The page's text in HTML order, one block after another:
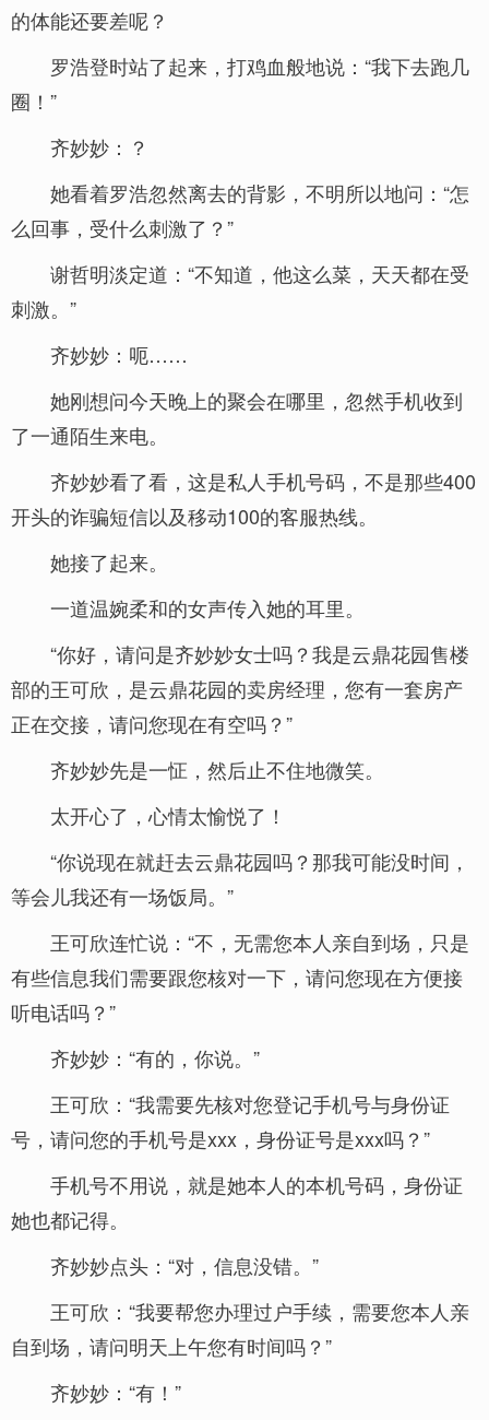
的体能还要差呢？
罗浩登时站了起来，打鸡血般地说：“我下去跑几
圈！”
齐妙妙：？
她看着罗浩忽然离去的背影，不明所以地问：“怎
么回事，受什么刺激了？”
谢哲明淡定道：“不知道，他这么菜，天天都在受
刺激。”
齐妙妙：呃……
她刚想问今天晚上的聚会在哪里，忽然手机收到
了一通陌生来电。
齐妙妙看了看，这是私人手机号码，不是那些400
开头的诈骗短信以及移动100的客服热线。
她接了起来。
一道温婉柔和的女声传入她的耳里。
“你好，请问是齐妙妙女士吗？我是云鼎花园售楼
部的王可欣，是云鼎花园的卖房经理，您有一套房产
正在交接，请问您现在有空吗？”
齐妙妙先是一怔，然后止不住地微笑。
太开心了，心情太愉悦了！
“你说现在就赶去云鼎花园吗？那我可能没时间，
等会儿我还有一场饭局。”
王可欣连忙说：“不，无需您本人亲自到场，只是
有些信息我们需要跟您核对一下，请问您现在方便接
听电话吗？”
齐妙妙：“有的，你说。”
王可欣：“我需要先核对您登记手机号与身份证
号，请问您的手机号是xxx，身份证号是xxx吗？”
手机号不用说，就是她本人的本机号码，身份证
她也都记得。
齐妙妙点头：“对，信息没错。”
王可欣：“我要帮您办理过户手续，需要您本人亲
自到场，请问明天上午您有时间吗？”
齐妙妙：“有！”